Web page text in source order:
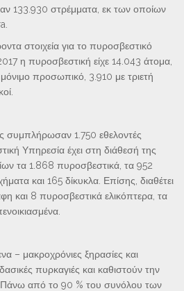
133.930 στρέμματα, εκ των οποίων
στοιχεία για το πυροσβεστικό
η πυροσβεστική είχε 14.043 άτομα,
προσωπικό, 3.910 με τριετή
συμπλήρωσαν 1.750 εθελοντές
Υπηρεσία έχει στη διάθεσή της
τα 1.868 πυροσβεστικά, τα 952
και 165 δίκυκλα. Επίσης, διαθέτει
και 8 πυροσβεστικά ελικόπτερα, τα
– μακροχρόνιες ξηρασίες και
πυρκαγιές και καθιστούν την
από το 90 % του συνόλου των